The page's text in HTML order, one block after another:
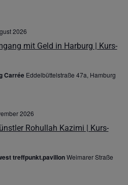
mit Geld in Harburg | Kurs-
2026
Carrée Eddelbüttelstraße 47a, Hamburg
Rohullah Kazimi | Kurs-
2026
treffpunkt.pavillonWeimarer Straße